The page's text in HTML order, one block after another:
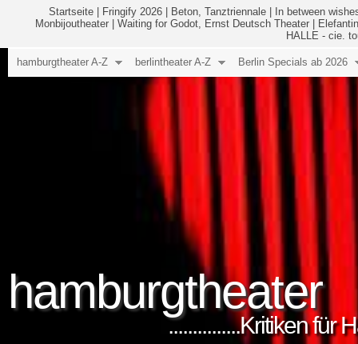
Startseite Fringify 2026 Beton, Tanztriennale
In between
Monbijoutheater
Waiting for Godot, Ernst Deutsch Theater
HALLE - cie.
hamburgtheater
...............Kritiken für
hamburgtheater A-Z berlintheater A-Z Berlin Specials ab 2026